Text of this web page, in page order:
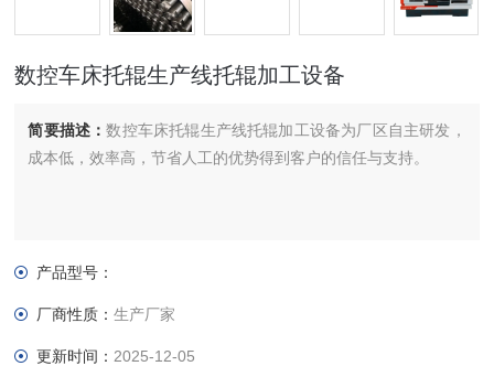
数控车床托辊生产线托辊加工设备
简要描述：数控车床托辊生产线托辊加工设备为厂区自主研发，
成本低，效率高，节省人工的优势得到客户的信任与支持。
产品型号：
厂商性质：生产厂家
更新时间： 2025-12-05